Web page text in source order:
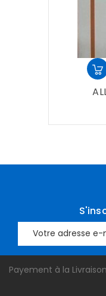
Payement à la Livraison